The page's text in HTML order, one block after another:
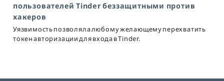
пользователей Tinder беззащитными против
хакеров
Уязвимость позволяла любому желающему перехватить
токен авторизации для входа в Tinder.